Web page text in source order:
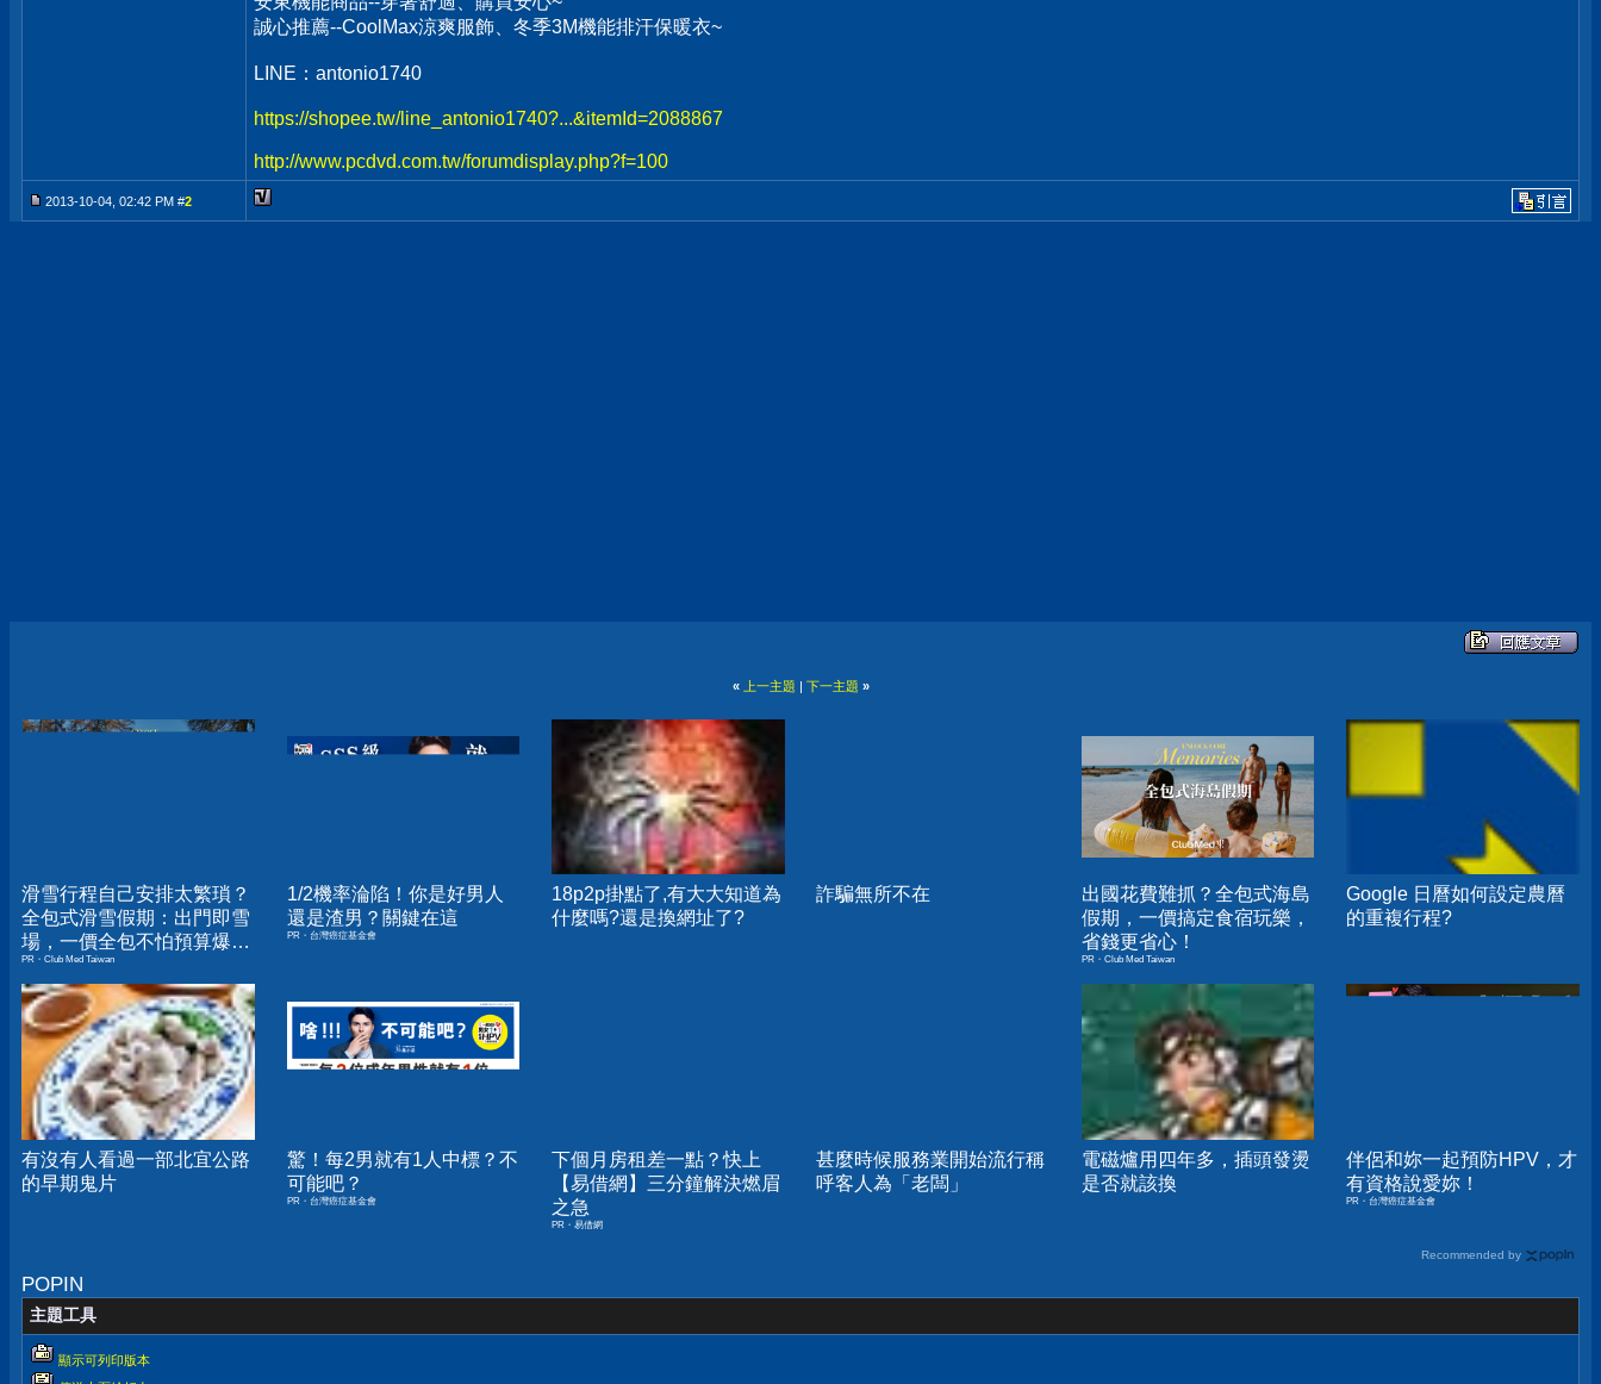
誠心推薦--CoolMax涼爽服飾、冬季3M機能排汗保暖衣~
LINE：antonio1740
https://shopee.tw/line_antonio1740?...&itemId=2088867
http://www.pcdvd.com.tw/forumdisplay.php?f=100
2013-10-04, 02:42 PM #2
« 上一主題 | 下一主題 »
滑雪行程自己安排太繁瑣？
全包式滑雪假期：出門即雪
場，一價全包不怕預算爆
表！
PR・Club Med Taiwan
1/2機率淪陷！你是好男人
還是渣男？關鍵在這
PR・台灣癌症基金會
18p2p掛點了,有大大知道為
什麼嗎?還是換網址了?
詐騙無所不在
出國花費難抓？全包式海島
假期，一價搞定食宿玩樂，
省錢更省心！
PR・Club Med Taiwan
Google 日曆如何設定農曆
的重複行程?
有沒有人看過一部北宜公路
的早期鬼片
驚！每2男就有1人中標？不
可能吧？
PR・台灣癌症基金會
下個月房租差一點？快上
【易借網】三分鐘解決燃眉
之急
PR・易借網
甚麼時候服務業開始流行稱
呼客人為「老闆」
電磁爐用四年多，插頭發燙
是否就該換
伴侶和妳一起預防HPV，才
有資格說愛妳！
PR・台灣癌症基金會
Recommended by
POPIN
主題工具
顯示可列印版本